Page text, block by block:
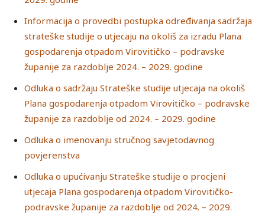
Informacija o provedbi postupka određivanja sadržaja
strateške studije o utjecaju na okoliš za izradu Plana
gospodarenja otpadom Virovitičko – podravske
županije za razdoblje 2024. – 2029. godine
Odluka o sadržaju Strateške studije utjecaja na okoliš
Plana gospodarenja otpadom Virovitičko – podravske
županije za razdoblje od 2024. – 2029. godine
Odluka o imenovanju stručnog savjetodavnog
povjerenstva
Odluka o upućivanju Strateške studije o procjeni
utjecaja Plana gospodarenja otpadom Virovitičko-
podravske županije za razdoblje od 2024. – 2029.